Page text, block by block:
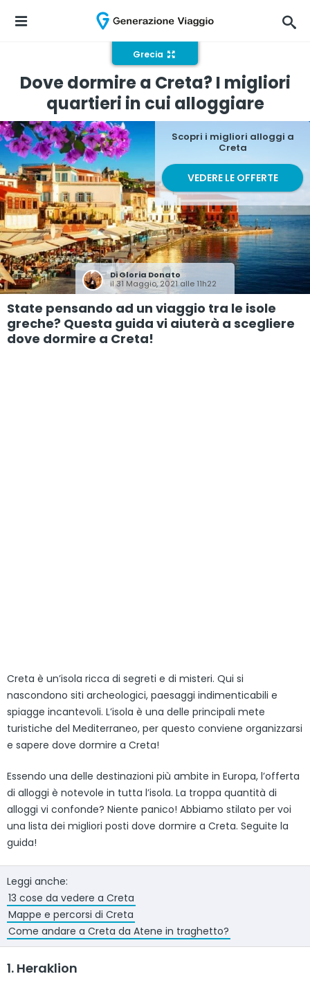
Grecia
Dove dormire a Creta? I migliori
quartieri in cui alloggiare
DiGloria Donato
il 31 Maggio, 2021 alle 11h22
Scopri i migliori alloggi a
Creta
VEDERE LE OFFERTE
State pensando ad un viaggio tra le isole
greche? Questa guida vi aiuterà a scegliere
dove dormire a Creta!
Creta è un’isola ricca di segreti e di misteri. Qui si
nascondono siti archeologici, paesaggi indimenticabili e
spiagge incantevoli. L’isola è una delle principali mete
turistiche del Mediterraneo, per questo conviene organizzarsi
e sapere dove dormire a Creta!
Essendo una delle destinazioni più ambite in Europa, l’offerta
di alloggi è notevole in tutta l’isola. La troppa quantità di
alloggi vi confonde? Niente panico! Abbiamo stilato per voi
una lista dei migliori posti dove dormire a Creta. Seguite la
guida!
Leggi anche:
13 cose da vedere a Creta
Mappe e percorsi di Creta
Come andare a Creta da Atene in traghetto?
1. Heraklion